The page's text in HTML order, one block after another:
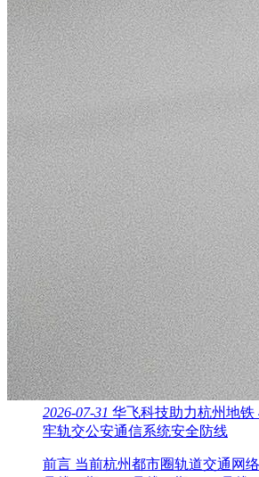
2026-07-31 华飞科技助力杭州地铁
牢轨交公安通信系统安全防线
前言 当前杭州都市圈轨道交通网